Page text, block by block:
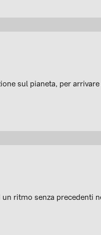
sul pianeta, per
ritmo senza precedenti